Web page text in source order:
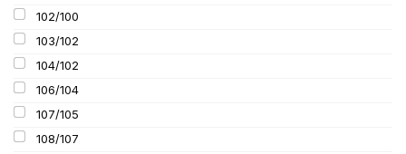
102/100
103/102
104/102
106/104
107/105
108/107